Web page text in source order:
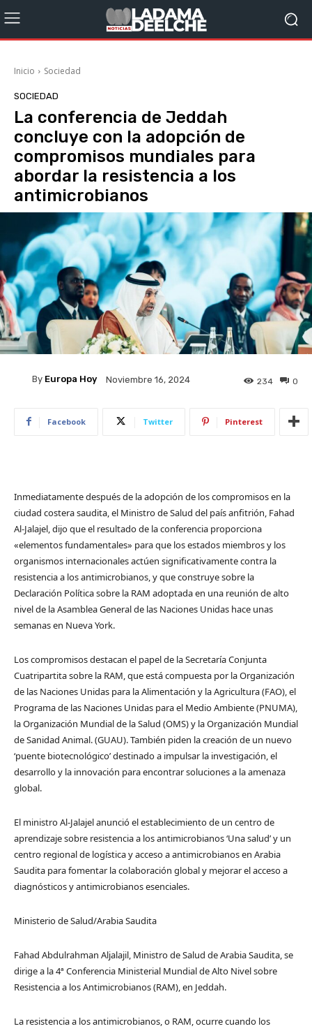
Inicio Sociedad
SOCIEDAD
La conferencia de Jeddah
concluye con la adopción de
compromisos mundiales para
abordar la resistencia a los
antimicrobianos
By Europa Hoy Noviembre 16, 2024 0
234
Facebook Twitter Pinterest
Inmediatamente después de la adopción de los compromisos en la
ciudad costera saudita, el Ministro de Salud del país anfitrión, Fahad
Al-Jalajel, dijo que el resultado de la conferencia proporciona
«elementos fundamentales» para que los estados miembros y los
organismos internacionales actúen significativamente contra la
resistencia a los antimicrobianos, y que construye sobre la
Declaración Política sobre la RAM adoptada en una reunión de alto
nivel de la Asamblea General de las Naciones Unidas hace unas
semanas en Nueva York.
Los compromisos destacan el papel de la Secretaría Conjunta
Cuatripartita sobre la RAM, que está compuesta por la Organización
de las Naciones Unidas para la Alimentación y la Agricultura (FAO), el
Programa de las Naciones Unidas para el Medio Ambiente (PNUMA),
la Organización Mundial de la Salud (OMS) y la Organización Mundial
de Sanidad Animal. (GUAU). También piden la creación de un nuevo
‘puente biotecnológico’ destinado a impulsar la investigación, el
desarrollo y la innovación para encontrar soluciones a la amenaza
global.
El ministro Al-Jalajel anunció el establecimiento de un centro de
aprendizaje sobre resistencia a los antimicrobianos ‘Una salud’ y un
centro regional de logística y acceso a antimicrobianos en Arabia
Saudita para fomentar la colaboración global y mejorar el acceso a
diagnósticos y antimicrobianos esenciales.
Ministerio de Salud/Arabia Saudita
Fahad Abdulrahman Aljalajil, Ministro de Salud de Arabia Saudita, se
dirige a la 4ª Conferencia Ministerial Mundial de Alto Nivel sobre
Resistencia a los Antimicrobianos (RAM), en Jeddah.
La resistencia a los antimicrobianos, o RAM, ocurre cuando los